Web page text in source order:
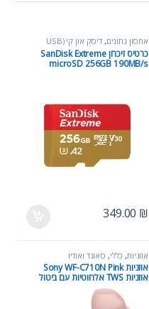
אחסון נתונים, דיסק און קי (USB
Flash Drive)
, כללי,כרטיסי
microSD
כרטיס זיכרון SanDisk Extreme
microSD 256GB 190MB/s
349.00 ₪
אוזניות, כללי, סאונד ואודיו
אוזניות Sony WF-C710N Pink
אוזניות TWS אלחוטיות עם ביטול
רעשים וסאונד מאוזן ליום יום